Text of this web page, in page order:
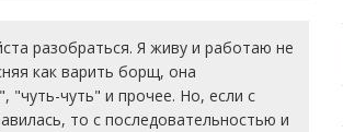
разобраться. Я живу и работаю не
как варить борщ, она
"чуть-чуть" и прочее. Но, если с
то с последовательностью и